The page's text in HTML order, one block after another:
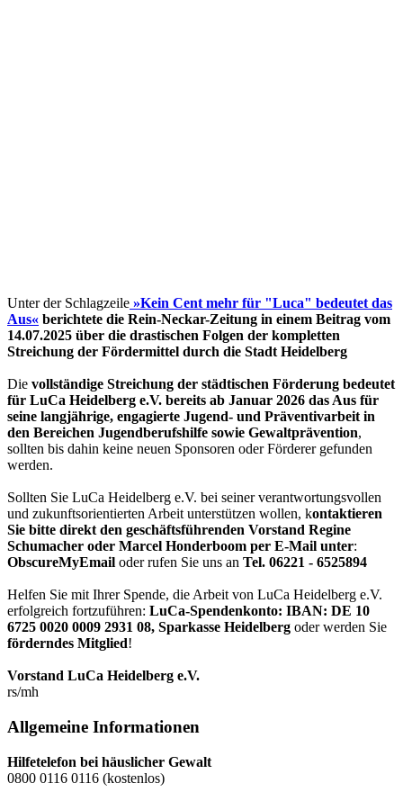
Unter der Schlagzeile »Kein Cent mehr für "Luca" bedeutet das
Aus« berichtete die Rein-Neckar-Zeitung in einem Beitrag vom
14.07.2025 über die drastischen Folgen der kompletten
Streichung der Fördermittel durch die Stadt Heidelberg
Die vollständige Streichung der städtischen Förderung bedeutet
für LuCa Heidelberg e.V. bereits ab Januar 2026 das Aus für
seine langjährige, engagierte Jugend- und Präventivarbeit in
den Bereichen Jugendberufshilfe sowie Gewaltprävention,
sollten bis dahin keine neuen Sponsoren oder Förderer gefunden
werden.
Sollten Sie LuCa Heidelberg e.V. bei seiner verantwortungsvollen
und zukunftsorientierten Arbeit unterstützen wollen, kontaktieren
Sie bitte direkt den geschäftsführenden Vorstand Regine
Schumacher oder Marcel Honderboom per E-Mail unter:
ObscureMyEmail oder rufen Sie uns an Tel. 06221 - 6525894
Helfen Sie mit Ihrer Spende, die Arbeit von LuCa Heidelberg e.V.
erfolgreich fortzuführen: LuCa-Spendenkonto: IBAN: DE 10
6725 0020 0009 2931 08, Sparkasse Heidelberg oder werden Sie
förderndes Mitglied!
Vorstand LuCa Heidelberg e.V.
rs/mh
Allgemeine Informationen
Hilfetelefon bei häuslicher Gewalt
0800 0116 0116 (kostenlos)